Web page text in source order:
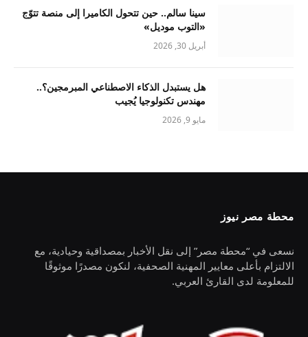
سينا سالم.. حين تتحول الكاميرا إلى منصة تتوّج
«التوب موديل»
أبريل 30, 2026
هل يستبدل الذكاء الاصطناعي المبرمجين؟..
مهندس تكنولوجيا يُجيب
مايو 9, 2026
محطة مصر نيوز
نسعى في “محطة مصر” إلى نقل الأخبار بمصداقية وحيادية، مع
الالتزام بأعلى معايير المهنية الصحفية، لنكون مصدرًا موثوقًا
للمعلومة لدى القارئ العربي.